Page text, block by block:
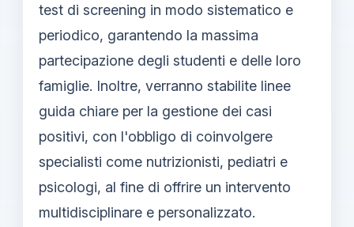
test di screening in modo sistematico e
periodico, garantendo la massima
partecipazione degli studenti e delle loro
famiglie. Inoltre, verranno stabilite linee
guida chiare per la gestione dei casi
positivi, con l'obbligo di coinvolgere
specialisti come nutrizionisti, pediatri e
psicologi, al fine di offrire un intervento
multidisciplinare e personalizzato.